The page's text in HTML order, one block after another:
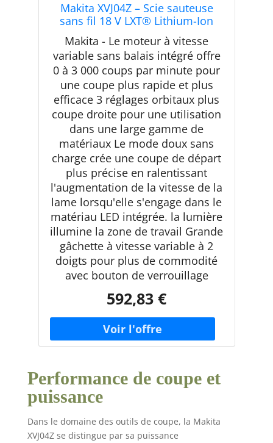
Makita XVJ04Z – Scie sauteuse
sans fil 18 V LXT® Lithium-Ion
sans fil, outil uniquement
Makita - Le moteur à vitesse
variable sans balais intégré offre
0 à 3 000 coups par minute pour
une coupe plus rapide et plus
efficace 3 réglages orbitaux plus
coupe droite pour une utilisation
dans une large gamme de
matériaux Le mode doux sans
charge crée une coupe de départ
plus précise en ralentissant
l'augmentation de la vitesse de la
lame lorsqu'elle s'engage dans le
matériau LED intégrée. la lumière
illumine la zone de travail Grande
gâchette à vitesse variable à 2
doigts pour plus de commodité
avec bouton de verrouillage
592,83 €
Performance de coupe et
puissance
Dans le domaine des outils de coupe, la Makita
XVJ04Z se distingue par sa puissance